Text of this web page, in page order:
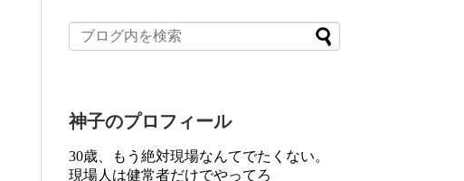
神子のプロフィール
30歳、もう絶対現場なんてでたくない。
現場人は健常者だけでやってろ